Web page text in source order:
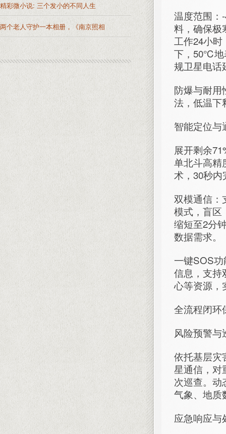
温度范围
料，确保
工作24小
下，50℃地
规卫星电话
防爆与耐用
法，低温下
智能定位与
展开剩余
单北斗高精
术，30秒
双模通信：
模式，盲区
缩短至2分
数据需求。
一键SOS
信息，支持
心等资源，
全流程闭环
风险预警与
依托基层灾
星通信，对
次巡查。动
气象、地质
应急响应与
精彩微小说: 三个发小的不同人生
两个老人守护一本相册，《南京照相